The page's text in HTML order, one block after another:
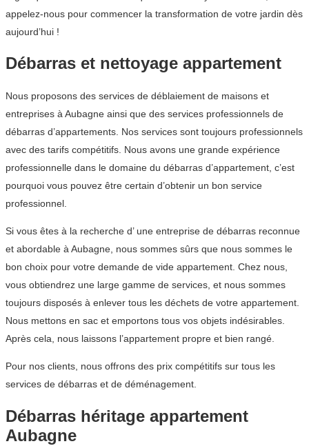
appelez-nous pour commencer la transformation de votre jardin dès
aujourd’hui !
Débarras et nettoyage appartement
Nous proposons des services de déblaiement de maisons et
entreprises à Aubagne ainsi que des services professionnels de
débarras d’appartements. Nos services sont toujours professionnels
avec des tarifs compétitifs. Nous avons une grande expérience
professionnelle dans le domaine du débarras d’appartement, c’est
pourquoi vous pouvez être certain d’obtenir un bon service
professionnel.
Si vous êtes à la recherche d’ une entreprise de débarras reconnue
et abordable à Aubagne, nous sommes sûrs que nous sommes le
bon choix pour votre demande de vide appartement. Chez nous,
vous obtiendrez une large gamme de services, et nous sommes
toujours disposés à enlever tous les déchets de votre appartement.
Nous mettons en sac et emportons tous vos objets indésirables.
Après cela, nous laissons l’appartement propre et bien rangé.
Pour nos clients, nous offrons des prix compétitifs sur tous les
services de débarras et de déménagement.
Débarras héritage appartement
Aubagne